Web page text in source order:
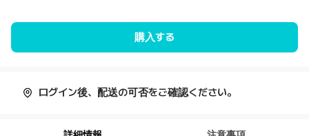
購入する
ログイン後、配送の可否をご確認ください。